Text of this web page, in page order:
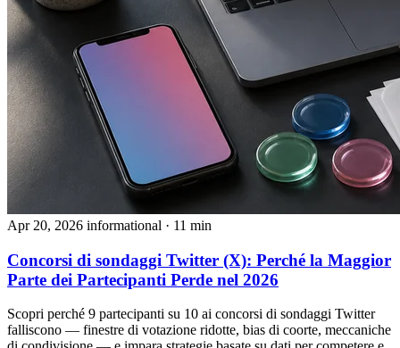
Apr 20, 2026 informational · 11 min
Concorsi di sondaggi Twitter (X): Perché la Maggior
Parte dei Partecipanti Perde nel 2026
Scopri perché 9 partecipanti su 10 ai concorsi di sondaggi Twitter
falliscono — finestre di votazione ridotte, bias di coorte, meccaniche